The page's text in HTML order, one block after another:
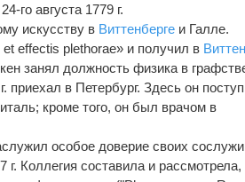
го августа 1779 г.
искусству в Виттенберге и Галле.
effectis plethorae» и получил в
занял должность физика в
в Петербург. Здесь он
кроме того, он был врачом в
особое доверие своих
Коллегия составила и рассмотрела,